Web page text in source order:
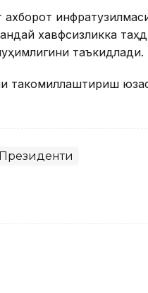
хавфсизликка
таъкидлади.
такомиллаштириш
Президенти